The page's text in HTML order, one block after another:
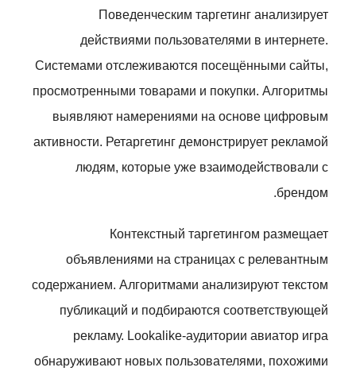
Поведенческим таргетинг анализирует
действиями пользователями в интернете.
Системами отслеживаются посещёнными сайты,
просмотренными товарами и покупки. Алгоритмы
выявляют намерениями на основе цифровым
активности. Ретаргетинг демонстрирует рекламой
людям, которые уже взаимодействовали с
брендом.
Контекстный таргетингом размещает
объявлениями на страницах с релевантным
содержанием. Алгоритмами анализируют текстом
публикаций и подбираются соответствующей
рекламу. Lookalike-аудитории авиатор игра
обнаруживают новых пользователями, похожими